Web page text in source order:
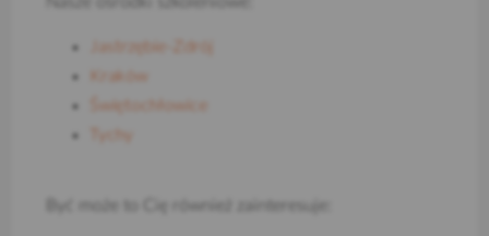
Jastrzębie-Zdrój
Kraków
Świętochłowice
Tychy
Być może to Cię również zainteresuje: